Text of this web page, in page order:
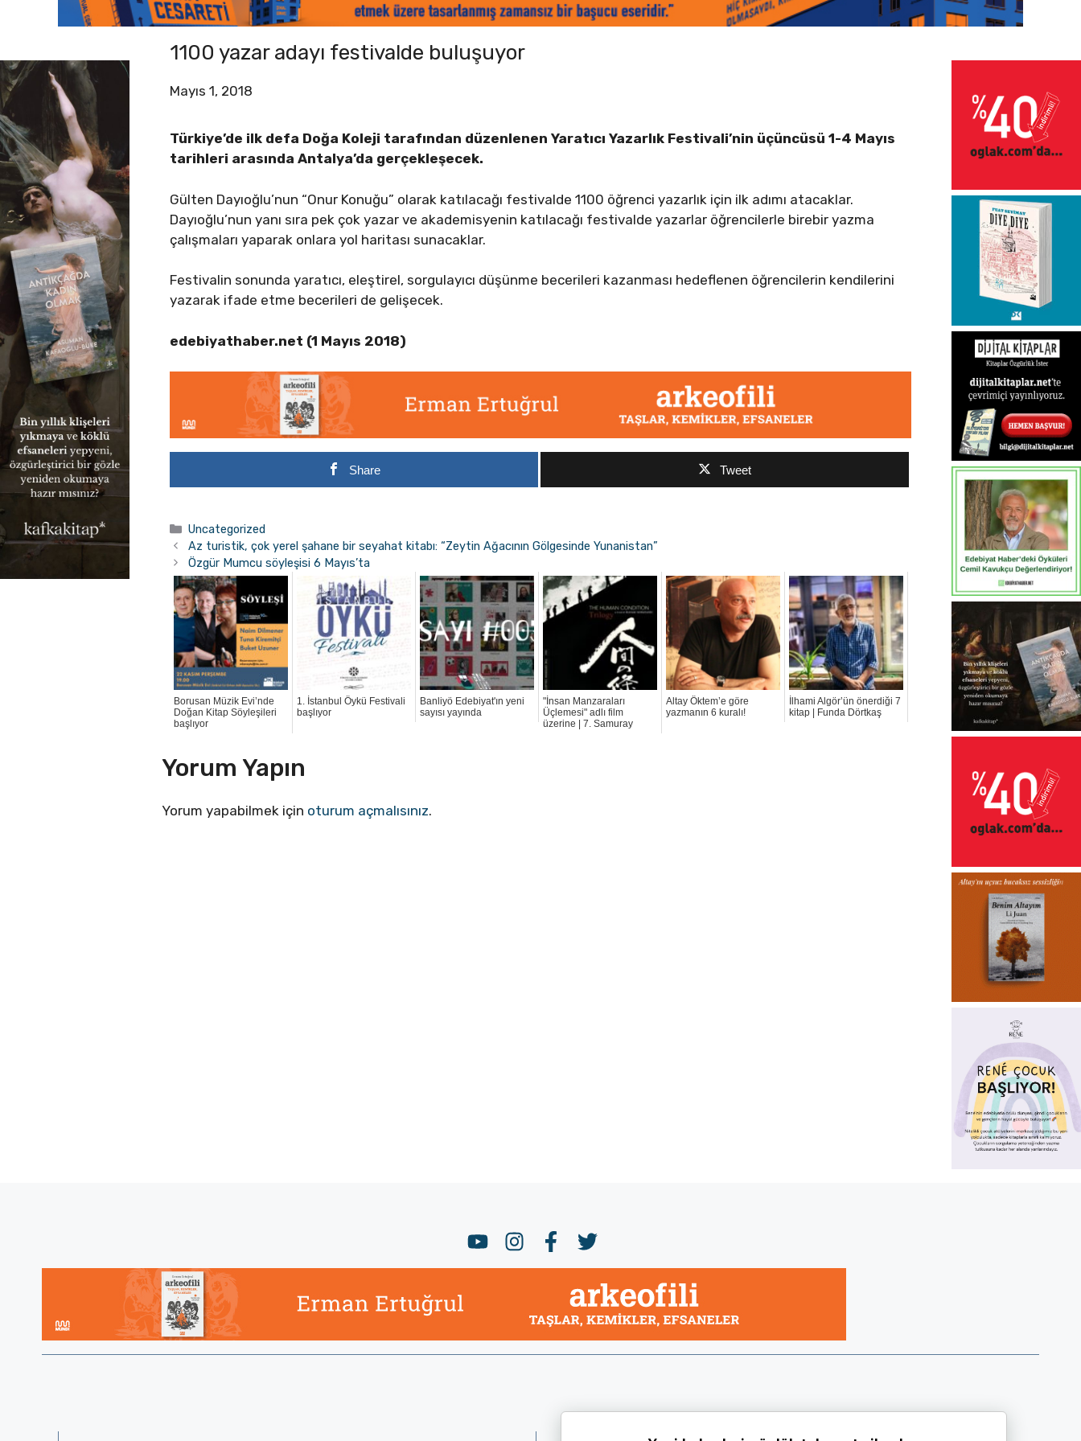
1100 yazar adayı festivalde buluşuyor
Mayıs 1, 2018
Türkiye’de ilk defa Doğa Koleji tarafından düzenlenen Yaratıcı Yazarlık Festivali’nin üçüncüsü 1-4 Mayıs
tarihleri arasında Antalya’da gerçekleşecek.
Gülten Dayıoğlu’nun “Onur Konuğu” olarak katılacağı festivalde 1100 öğrenci yazarlık için ilk adımı atacaklar.
Dayıoğlu’nun yanı sıra pek çok yazar ve akademisyenin katılacağı festivalde yazarlar öğrencilerle birebir yazma
çalışmaları yaparak onlara yol haritası sunacaklar.
Festivalin sonunda yaratıcı, eleştirel, sorgulayıcı düşünme becerileri kazanması hedeflenen öğrencilerin kendilerini
yazarak ifade etme becerileri de gelişecek.
edebiyathaber.net (1 Mayıs 2018)
Share Tweet
Kategoriler
Uncategorized
Az turistik, çok yerel şahane bir seyahat kitabı: “Zeytin Ağacının Gölgesinde Yunanistan”
Özgür Mumcu söyleşisi 6 Mayıs’ta
Borusan Müzik Evi’nde
Doğan Kitap Söyleşileri
başlıyor
1. İstanbul Öykü Festivali
başlıyor
Banliyö Edebiyat'ın yeni
sayısı yayında
"İnsan Manzaraları
Üçlemesi" adlı film
üzerine | 7. Samuray
Altay Öktem’e göre
yazmanın 6 kuralı!
İlhami Algör’ün önerdiği 7
kitap | Funda Dörtkaş
Yorum Yapın
Yorum yapabilmek için oturum açmalısınız.